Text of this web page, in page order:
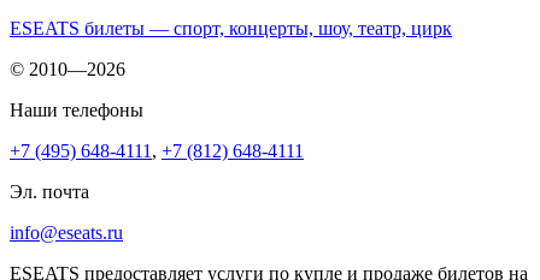
ESEATS билеты — спорт, концерты, шоу, театр, цирк
© 2010—2026
Наши телефоны
+7 (495) 648-4111 , +7 (812) 648-4111
Эл. почта
info@eseats.ru
ESEATS предоставляет услуги по купле и продаже билетов на